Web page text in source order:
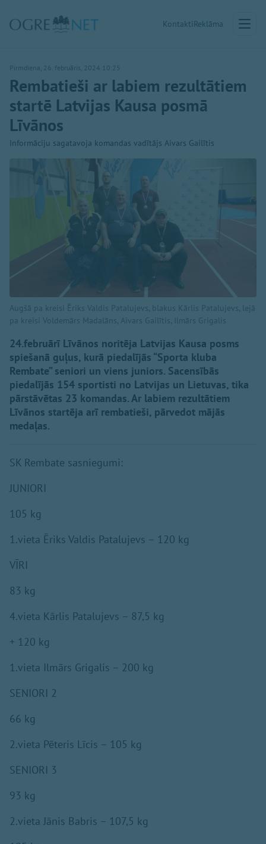
KontaktiReklāma
Pirmdiena, 26. februāris, 2024 10:25
Rembatieši ar labiem rezultātiem
startē Latvijas Kausa posmā
Līvānos
Informāciju sagatavoja komandas vadītājs Aivars Gailītis
Augšā pa kreisi Ēriks Valdis Patalujevs, blakus Kārlis Patalujevs, lejā
pa kreisi Voldemārs Madalāns, Aivars Gailītis, Ilmārs Grigalis
24.februārī Līvānos noritēja Latvijas Kausa posms
spiešanā guļus, kurā piedalījās “Sporta kluba
Rembate” seniori un viens juniors. Sacensībās
piedalījās 154 sportisti no Latvijas un Lietuvas, tika
pārstāvētas 23 komandas. Ar labiem rezultātiem
Līvānos startēja arī rembatieši, pārvedot mājās
medaļas.
SK Rembate sasniegumi:
JUNIORI
105 kg
1.vieta Ēriks Valdis Patalujevs – 120 kg
VĪRI
83 kg
4.vieta Kārlis Patalujevs – 87,5 kg
+ 120 kg
1.vieta Ilmārs Grigalis – 200 kg
SENIORI 2
66 kg
2.vieta Pēteris Līcis – 105 kg
SENIORI 3
93 kg
2.vieta Jānis Babris – 107,5 kg